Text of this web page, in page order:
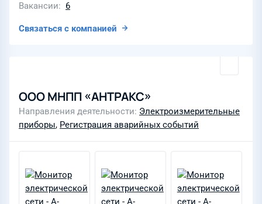
Вакансии 6
Связаться с компанией
ООО МНПП «АНТРАКС»
Направления деятельности Электроизмерительные
приборы, Регистрация аварийных событий